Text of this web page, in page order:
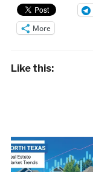
More
Like this: